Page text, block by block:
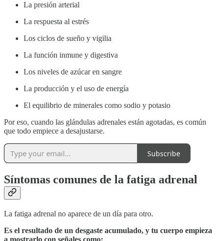
La presión arterial
La respuesta al estrés
Los ciclos de sueño y vigilia
La función inmune y digestiva
Los niveles de azúcar en sangre
La producción y el uso de energía
El equilibrio de minerales como sodio y potasio
Por eso, cuando las glándulas adrenales están agotadas, es común
que todo empiece a desajustarse.
Subscribe
Síntomas comunes de la fatiga adrenal
La fatiga adrenal no aparece de un día para otro.
Es el resultado de un desgaste acumulado, y tu cuerpo empieza